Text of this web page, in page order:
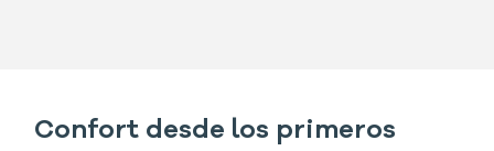
Confort desde los primeros